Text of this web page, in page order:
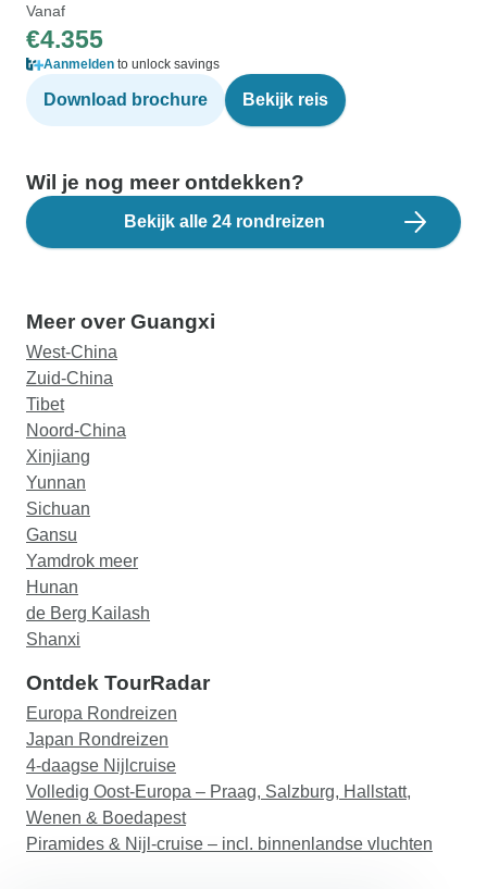
Vanaf
€4.355
Aanmelden to unlock savings
Download brochure Bekijk reis
Wil je nog meer ontdekken?
Bekijk alle 24 rondreizen
Meer over Guangxi
West-China
Zuid-China
Tibet
Noord-China
Xinjiang
Yunnan
Sichuan
Gansu
Yamdrok meer
Hunan
de Berg Kailash
Shanxi
Ontdek TourRadar
Europa Rondreizen
Japan Rondreizen
4-daagse Nijlcruise
Volledig Oost-Europa – Praag, Salzburg, Hallstatt,
Wenen & Boedapest
Piramides & Nijl-cruise – incl. binnenlandse vluchten